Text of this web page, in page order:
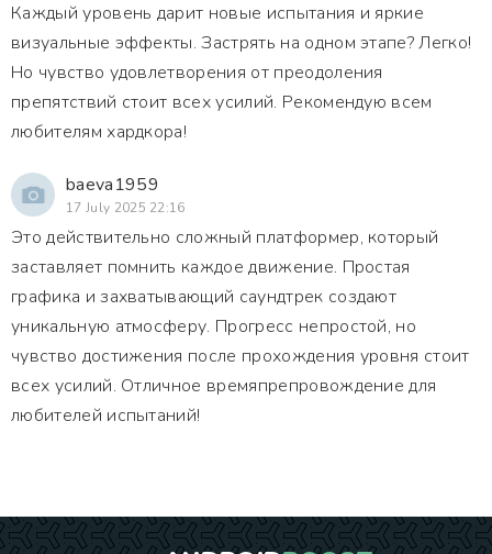
Каждый уровень дарит новые испытания и яркие
визуальные эффекты. Застрять на одном этапе? Легко!
Но чувство удовлетворения от преодоления
препятствий стоит всех усилий. Рекомендую всем
любителям хардкора!
baeva1959
17 July 2025 22:16
Это действительно сложный платформер, который
заставляет помнить каждое движение. Простая
графика и захватывающий саундтрек создают
уникальную атмосферу. Прогресс непростой, но
чувство достижения после прохождения уровня стоит
всех усилий. Отличное времяпрепровождение для
любителей испытаний!